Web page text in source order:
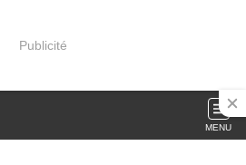
Publicité
MENU